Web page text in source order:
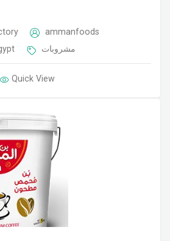
ammanfoods
مشروبات
Quick View